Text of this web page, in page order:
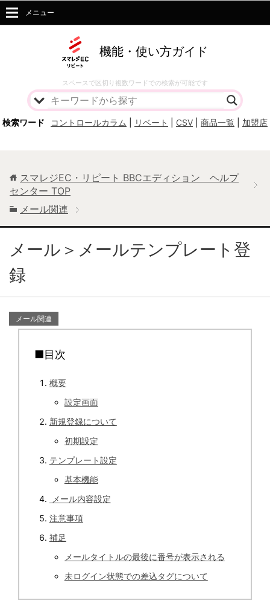
機能・使い方ガイド
スペースで区切り複数ワードでの検索が可能です
検索ワード コントロールカラム リベート CSV 商品一覧 加盟店
メニュー
スマレジEC・リピート BBCエディション ヘルプ
センター TOP
メール関連
メール＞メールテンプレート登
録
メール関連
■目次
概要
設定画面
新規登録について
初期設定
テンプレート設定
基本機能
メール内容設定
注意事項
補足
メールタイトルの最後に番号が表示される
未ログイン状態での差込タグについて